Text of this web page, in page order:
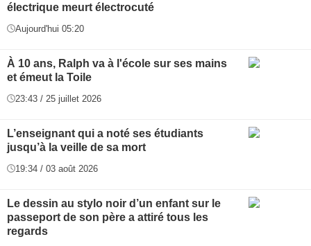
électrique meurt électrocuté
Aujourd'hui 05:20
À 10 ans, Ralph va à l'école sur ses mains
et émeut la Toile
23:43 / 25 juillet 2026
L’enseignant qui a noté ses étudiants
jusqu’à la veille de sa mort
19:34 / 03 août 2026
Le dessin au stylo noir d’un enfant sur le
passeport de son père a attiré tous les
regards